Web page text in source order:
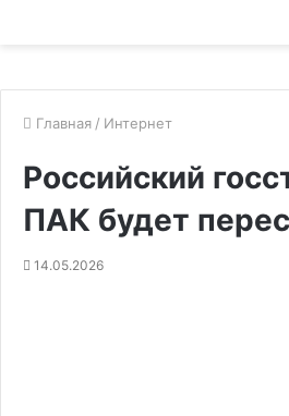
Главная / Интернет
Российский
ПАК будет
14.05.2026